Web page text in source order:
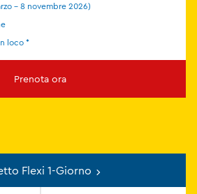
- 8 novembre 2026)
loco *
Prenota ora
Flexi 1-Giorno